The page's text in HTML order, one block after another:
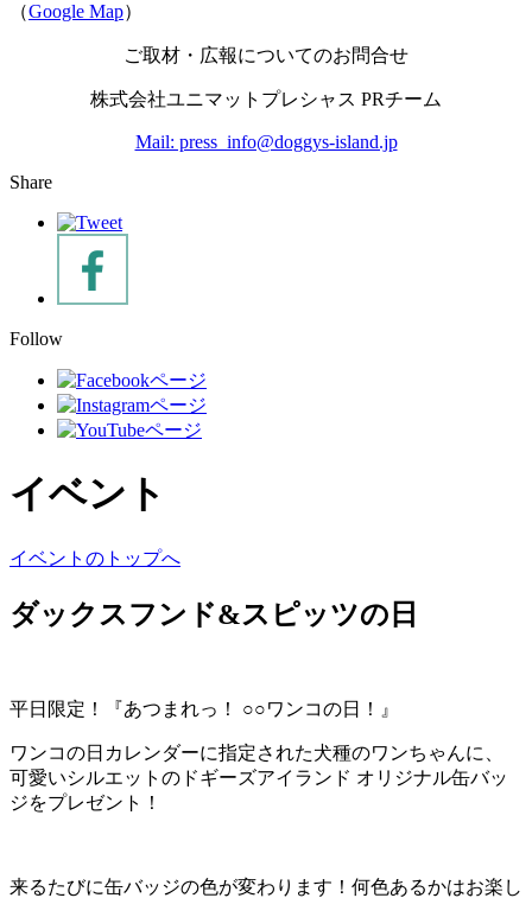
（Google Map）
ご取材・広報についてのお問合せ
株式会社ユニマットプレシャス PRチーム
Mail: press_info@doggys-island.jp
Share
Follow
イベント
イベントのトップへ
ダックスフンド&スピッツの日
平日限定！『あつまれっ！ ○○ワンコの日！』
ワンコの日カレンダーに指定された犬種のワンちゃんに、
可愛いシルエットのドギーズアイランド オリジナル缶バッ
ジをプレゼント！
来るたびに缶バッジの色が変わります！何色あるかはお楽し